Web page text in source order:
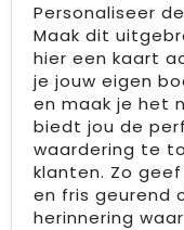
Personaliseer
Maak dit
hier een kaart
je jouw eigen
en maak je het
biedt jou de
waardering te
klanten. Zo
en fris geurend
herinnering